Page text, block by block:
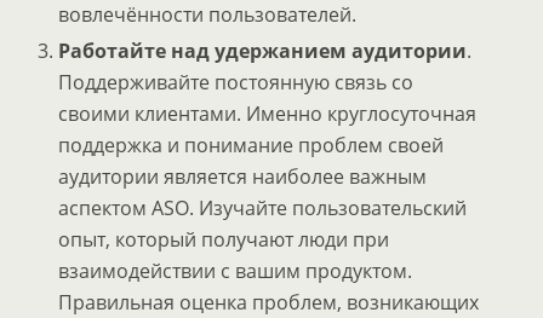
вовлечённости пользователей.
Работайте над удержанием аудитории.
Поддерживайте постоянную связь со
своими клиентами. Именно круглосуточная
поддержка и понимание проблем своей
аудитории является наиболее важным
аспектом ASO. Изучайте пользовательский
опыт, который получают люди при
взаимодействии с вашим продуктом.
Правильная оценка проблем, возникающих